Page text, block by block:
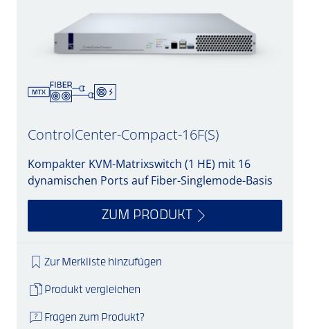
ControlCenter-Compact-16F(S)
Kompakter KVM-Matrixswitch (1 HE) mit 16
dynamischen Ports auf Fiber-Singlemode-Basis
ZUM PRODUKT
Zur Merkliste hinzufügen
Produkt vergleichen
Fragen zum Produkt?